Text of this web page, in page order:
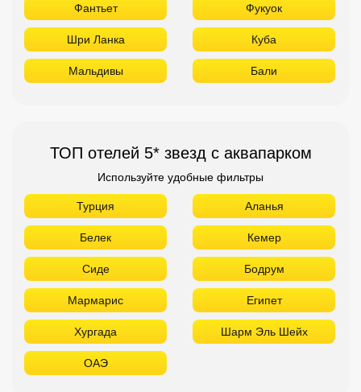
Фантьет Фукуок
Шри Ланка Куба
Мальдивы Бали
ТОП отелей 5* звезд с аквапарком
Используйте удобные фильтры
Турция Аланья
Белек Кемер
Сиде Бодрум
Мармарис Египет
Хургада Шарм Эль Шейх
ОАЭ